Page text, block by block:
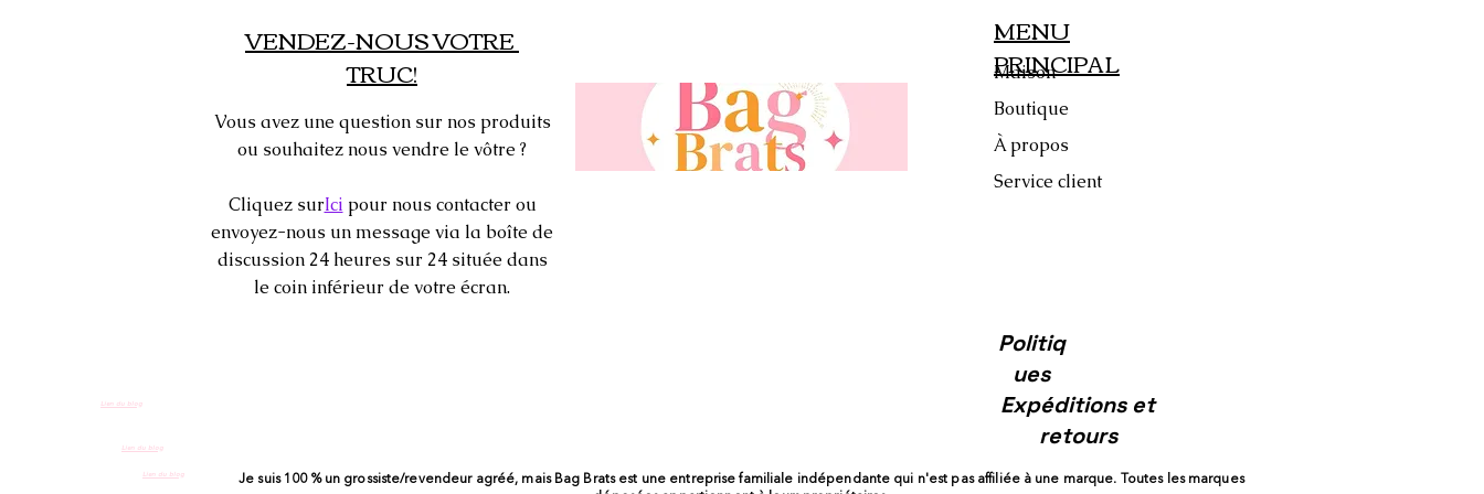
Lien du blog
Lien du blog
Lien du blog
VENDEZ-NOUS VOTRE
TRUC!
Vous avez une question sur nos produits
ou souhaitez nous vendre le vôtre ?
Cliquez surIci pour nous contacter ou
envoyez-nous un message via la boîte de
discussion 24 heures sur 24 située dans
le coin inférieur de votre écran.
MENU
PRINCIPAL
Maison
Boutique
À propos
Service client
Politiq
ues
Expéditions et
retours
Je suis 100 % un grossiste/revendeur agréé, mais Bag Brats est une entreprise familiale indépendante qui n'est pas affiliée à une marque. Toutes les marques